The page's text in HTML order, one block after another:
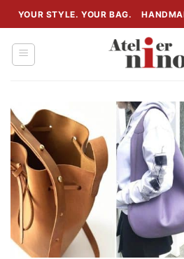
Zum
Inhalt
springen
YOUR STYLE. YOUR BAG.